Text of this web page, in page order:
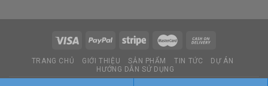
TRANG CHỦ GIỚI THIỆU SẢN PHẨM TIN TỨC
DỰ ÁN
HƯỚNG DẪN SỬ DỤNG